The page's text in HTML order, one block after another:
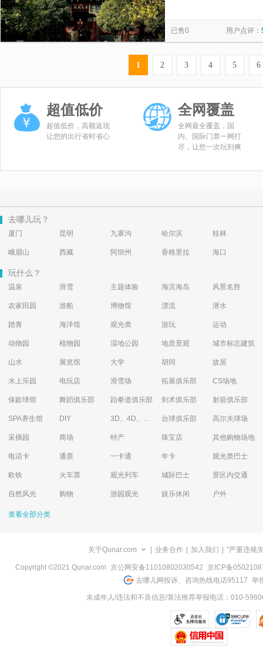
已售0 用户点评：
1 2 3 4 5 6
超值低价
超值低价，高额返现
让您的出行省时省心
全网覆盖
全网最全覆盖，国
内、国际门票一网打
尽，让您一次玩到爽
去哪儿玩？
厦门 昆明 九寨沟 哈尔滨 桂林
峨眉山 西藏 阿坝州 香格里拉 海口
玩什么？
温泉 滑雪 主题体验 海滨海岛 风景名胜
农家田园 游船 博物馆 漂流 潜水
踏青 海洋馆 观光类 游玩 运动
动物园 植物园 湿地公园 地质景观 城市标志建筑
山水 展览馆 大学 胡同 故居
水上乐园 电玩店 滑雪场 拓展俱乐部 CS场地
保龄球馆 舞蹈俱乐部 跆拳道俱乐部 剑术俱乐部 射箭俱乐部
SPA养生馆 DIY 3D、4D、5D艺术体验馆 台球俱乐部 高尔夫球场
采摘园 商场 特产 珠宝店 其他购物场地
电话卡 通票 一卡通 年卡 观光类巴士
欧铁 火车票 观光列车 城际巴士 景区内交通
自然风光 购物 游园观光 娱乐休闲 户外
查看全部分类
关于Qunar.com 业务合作 加入我们 "严重违规
Copyright ©2021 Qunar.com 京公网安备11010802030542 京ICP备
去哪儿网投诉、咨询热线电话95117 举
未成年人/违法和不良信息/算法推荐举报电话：010-